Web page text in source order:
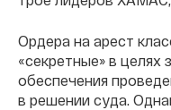
Ордера на арест
«секретные» в
обеспечения
в решении суда.